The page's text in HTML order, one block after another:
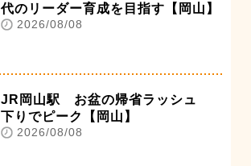
代のリーダー育成を目指す【岡山】
2026/08/08
JR岡山駅 お盆の帰省ラッシュ
下りでピーク【岡山】
2026/08/08